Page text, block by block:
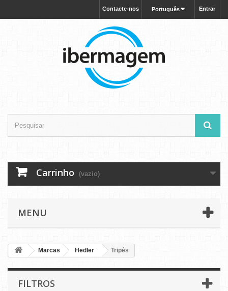
Entrar
Português
Contacte-nos
Carrinho (vazio)
MENU
Marcas Hedler Tripés
FILTROS